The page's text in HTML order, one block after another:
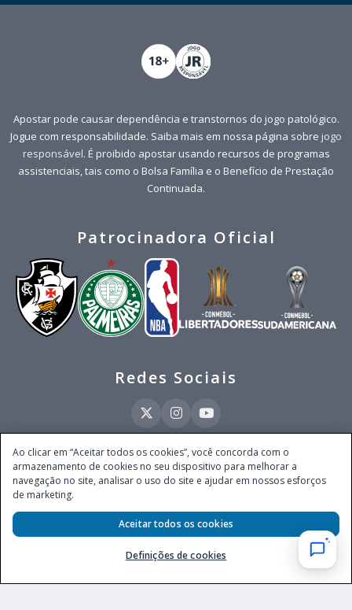
Apostar pode causar dependência e transtornos do jogo patológico.
Jogue com responsabilidade. Saiba mais em nossa página sobre jogo
responsável. É proibido apostar usando recursos de programas
assistenciais, tais como o Bolsa Família e o Benefício de Prestação
Continuada.
Patrocinadora Oficial
Redes Sociais
Este site é operado pela Ventmear Brasil LTDA (CNPJ 52.868.380/0001-84), com
endereço na Avenida Brigadeiro Faria Lima, nº 4.055, 3º andar, Itaim Bibi, no
Município de São Paulo, Estado de São Paulo, CEP 04538-133, Brasil - empresa
Secretaria de Prêmios e Apostas do Ministério da Fazenda, conforme Portaria nº
247, de 07.02.2025, publicada no DOU em 11.2.2025.
Ao clicar em “Aceitar todos os cookies”, você concorda com o
armazenamento de cookies no seu dispositivo para melhorar a
navegação no site, analisar o uso do site e ajudar em nossos esforços
de marketing.
Definições de cookies
Aceitar todos os cookies